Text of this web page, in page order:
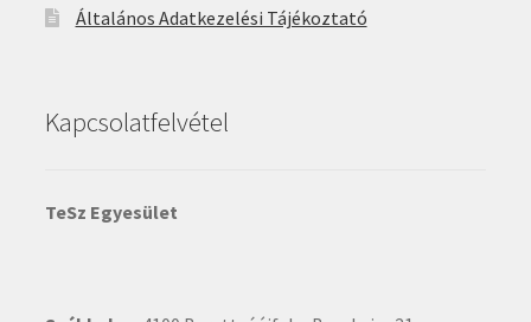
Általános Adatkezelési Tájékoztató
Kapcsolatfelvétel
TeSz Egyesület